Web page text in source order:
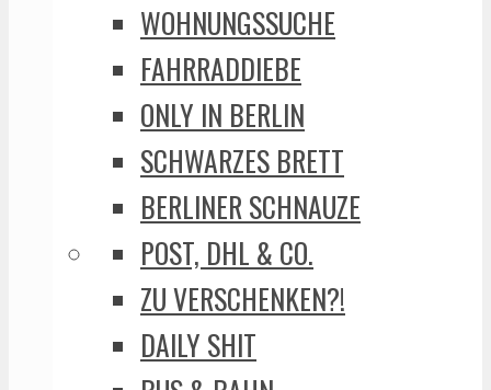
WOHNUNGSSUCHE
FAHRRADDIEBE
ONLY IN BERLIN
SCHWARZES BRETT
BERLINER SCHNAUZE
POST, DHL & CO.
ZU VERSCHENKEN?!
DAILY SHIT